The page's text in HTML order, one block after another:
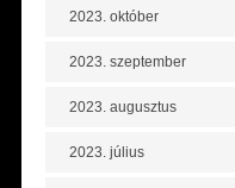
2023. október
2023. szeptember
2023. augusztus
2023. július